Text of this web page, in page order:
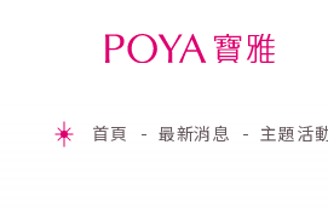
首頁 最新消息 主題活